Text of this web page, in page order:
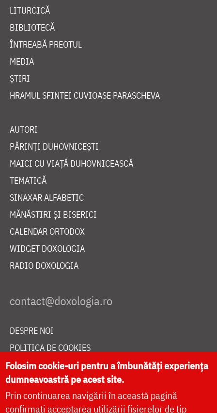
LITURGICĂ
BIBLIOTECĂ
ÎNTREABĂ PREOTUL
MEDIA
ȘTIRI
HRAMUL SFINTEI CUVIOASE PARASCHEVA
AUTORI
PĂRINȚI DUHOVNICEȘTI
MAICI CU VIAȚĂ DUHOVNICEASCĂ
TEMATICĂ
SINAXAR ALFABETIC
MĂNĂSTIRI ȘI BISERICI
CALENDAR ORTODOX
WIDGET DOXOLOGIA
RADIO DOXOLOGIA
DESPRE NOI
POLITICA DE COOKIES
DONEAZĂ ONLINE PENTRU CATEDRALA NAȚIONALĂ
LIVE
Folosim cookie-uri pentru a îmbunătăți experiența
dumneavoastră pe acest site.
Prin continuarea navigării în această pagină
confirmați acceptarea utilizării fișierelor de tip